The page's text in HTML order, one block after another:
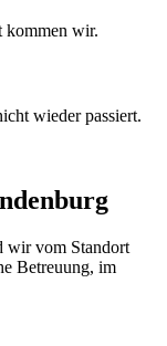
kommen wir.
wieder passiert.
wir vom Standort
Betreuung, im